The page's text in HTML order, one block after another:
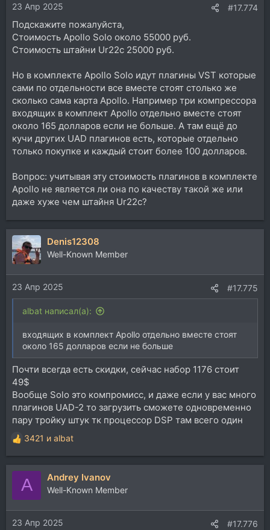
23 Апр 2025 #17.774
Подскажите пожалуйста,
Стоимость Apollo Solo около 55000 руб.
Стоимость штайни Ur22c 25000 руб.
Но в комплекте Apollo Solo идут плагины VST которые
сами по отдельности все вместе стоят столько же
сколько сама карта Apollo. Например три компрессора
входящих в комплект Apollo отдельно вместе стоят
около 165 долларов если не больше. А там ещë до
кучи других UAD плагинов есть, которые отдельно
только покупке и каждый стоит более 100 долларов.
Вопрос: учитывая эту стоимость плагинов в комплекте
Apollo не является ли она по качеству такой же или
даже хуже чем штайня Ur22c?
Denis12308
Well-Known Member
23 Апр 2025 #17.775
albat написал(а):
входящих в комплект Apollo отдельно вместе стоят
около 165 долларов если не больше
Почти всегда есть скидки, сейчас набор 1176 стоит
49$
Вообще Solo это компромисс, и даже если у вас много
плагинов UAD-2 то загрузить сможете одновременно
пару тройку штук тк процессор DSP там всего один
Р
е
а
и
и
:
3421 и albat
A Andrey Ivanov
Well-Known Member
23 Апр 2025 #17.776